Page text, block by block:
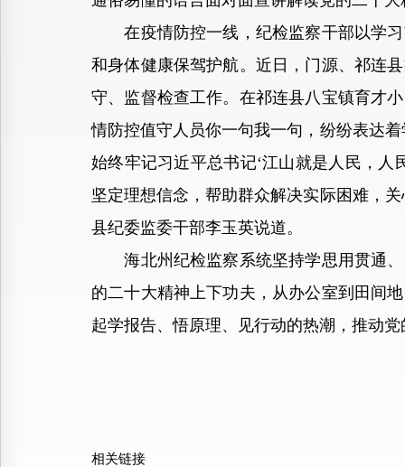
在疫情防控一线，纪检监察干部以学习
和身体健康保驾护航。近日，门源、祁连
守、监督检查工作。在祁连县八宝镇育才
情防控值守人员你一句我一句，纷纷表达
始终牢记习近平总书记‘江山就是人民，
坚定理想信念，帮助群众解决实际困难，
县纪委监委干部李玉英说道。
海北州纪检监察系统坚持学思用贯通、
的二十大精神上下功夫，从办公室到田间
起学报告、悟原理、见行动的热潮，推动
相关链接